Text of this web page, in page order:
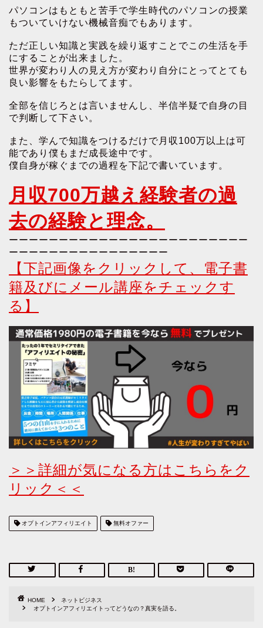
パソコンはもともと苦手で学生時代のパソコンの授業
もついていけない機械音痴でもあります。
ただ正しい知識と実践を繰り返すことでこの生活を手
にすることが出来ました。
世界が変わり人の見え方が変わり自分にとってとても
良い影響をもたらしてます。
全部を信じろとは言いませんし、半信半疑で自身の目
で判断して下さい。
また、学んで知識をつけるだけで月収100万以上は可
能であり僕もまだ成長途中です。
僕自身が稼ぐまでの過程を下記で書いています。
月収700万越え経験者の過
去の経験と理念。
ーーーーーーーーーーーーーーーーーーーーーーーー
ーーーーーーーーーーーーーーーー
【下記画像をクリックして、電子書
籍及びにメール講座をチェックす
る】
＞＞詳細が気になる方はこちらをク
リック＜＜
オプトインアフィリエイト 無料オファー
HOME
ネットビジネス
オプトインアフィリエイトってどうなの？真実を語る。